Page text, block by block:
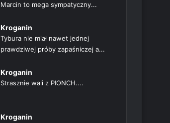
Marcin to mega sympatyczny...
Kroganin
Tybura nie miał nawet jednej
prawdziwej próby zapaśniczej a...
Kroganin
Strasznie wali z PIONCH....
Kroganin